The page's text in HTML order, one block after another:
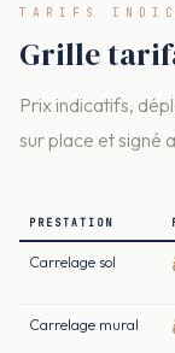
TARIFS
Grille
Prix indicatifs,
sur place et signé
PRESTATION
Carrelage sol
Carrelage mural